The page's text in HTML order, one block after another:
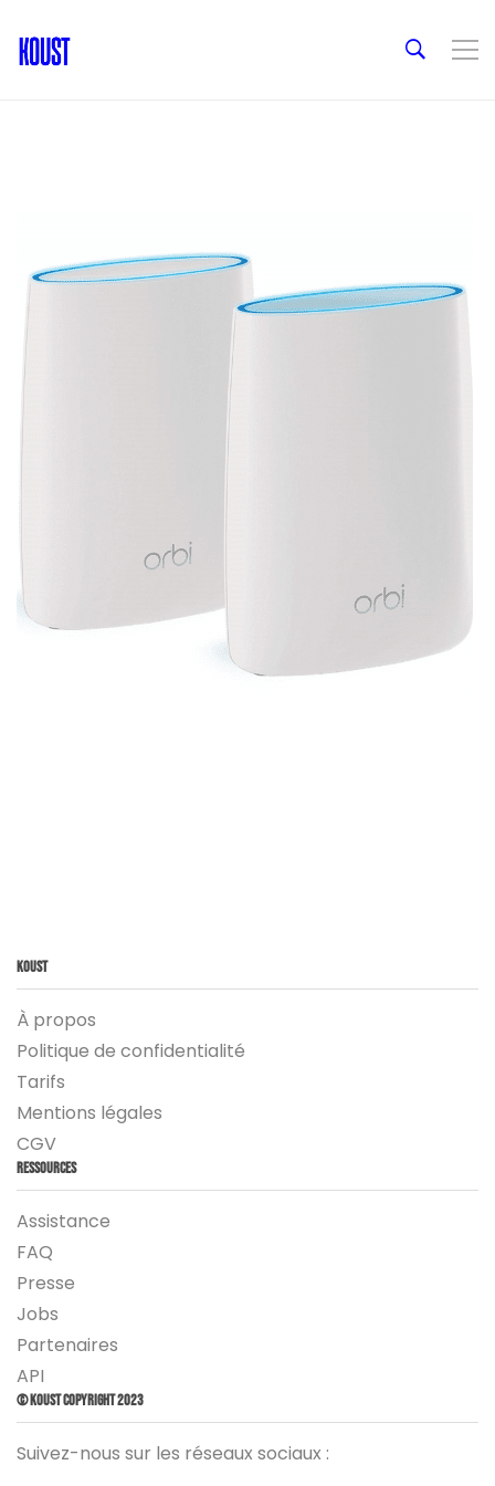
Koust
À propos
Politique de confidentialité
Tarifs
Mentions légales
CGV
Ressources
Assistance
FAQ
Presse
Jobs
Partenaires
API
© Koust Copyright 2023
Suivez-nous sur les réseaux sociaux :